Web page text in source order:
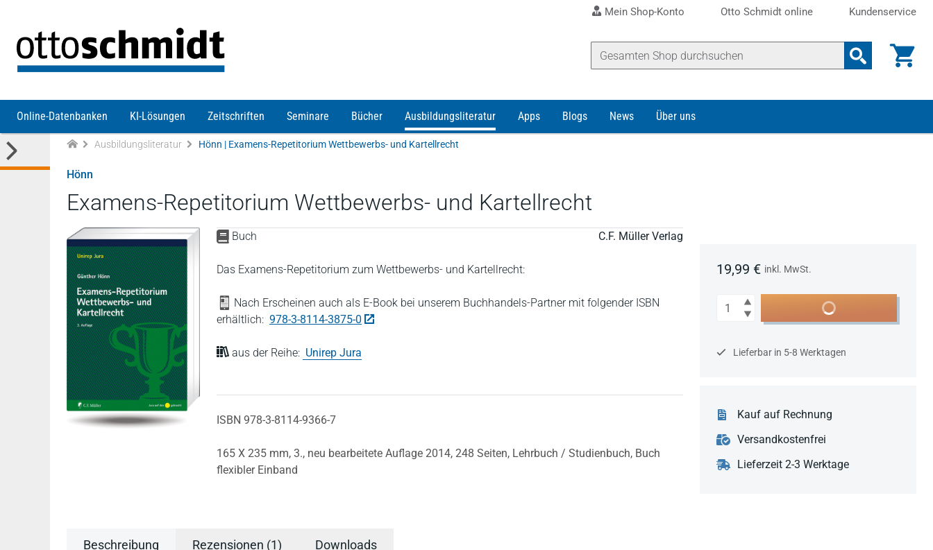
Mein Shop-Konto Otto Schmidt online Kundenservice
Online-Datenbanken KI-Lösungen Zeitschriften Seminare Bücher Ausbildungsliteratur Apps Blogs News Über uns
Ausbildungsliteratur Hönn | Examens-Repetitorium Wettbewerbs- und Kartellrecht
Hönn
Examens-Repetitorium Wettbewerbs- und Kartellrecht
Buch C.F. Müller Verlag
Das Examens-Repetitorium zum Wettbewerbs- und Kartellrecht:
Nach Erscheinen auch als E-Book bei unserem Buchhandels-Partner mit folgender ISBN
erhältlich: 978-3-8114-3875-0
aus der Reihe: Unirep Jura
ISBN 978-3-8114-9366-7
165 X 235 mm, 3., neu bearbeitete Auflage 2014, 248 Seiten, Lehrbuch / Studienbuch, Buch
flexibler Einband
19,99 € inkl. MwSt.
Anzahl In den Warenkorb
Lieferbar in 5-8 Werktagen
Kauf auf Rechnung
Versandkostenfrei
Lieferzeit 2-3 Werktage
Beschreibung Rezensionen (1) Downloads